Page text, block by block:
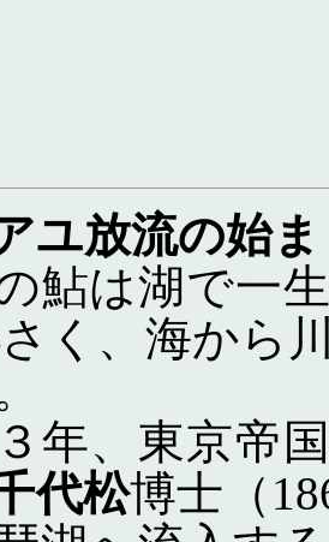
ユ放流の始
鮎は湖で一
く、海から
年、東京帝
代松博士（